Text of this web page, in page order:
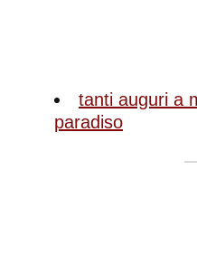
tanti auguri a
paradiso